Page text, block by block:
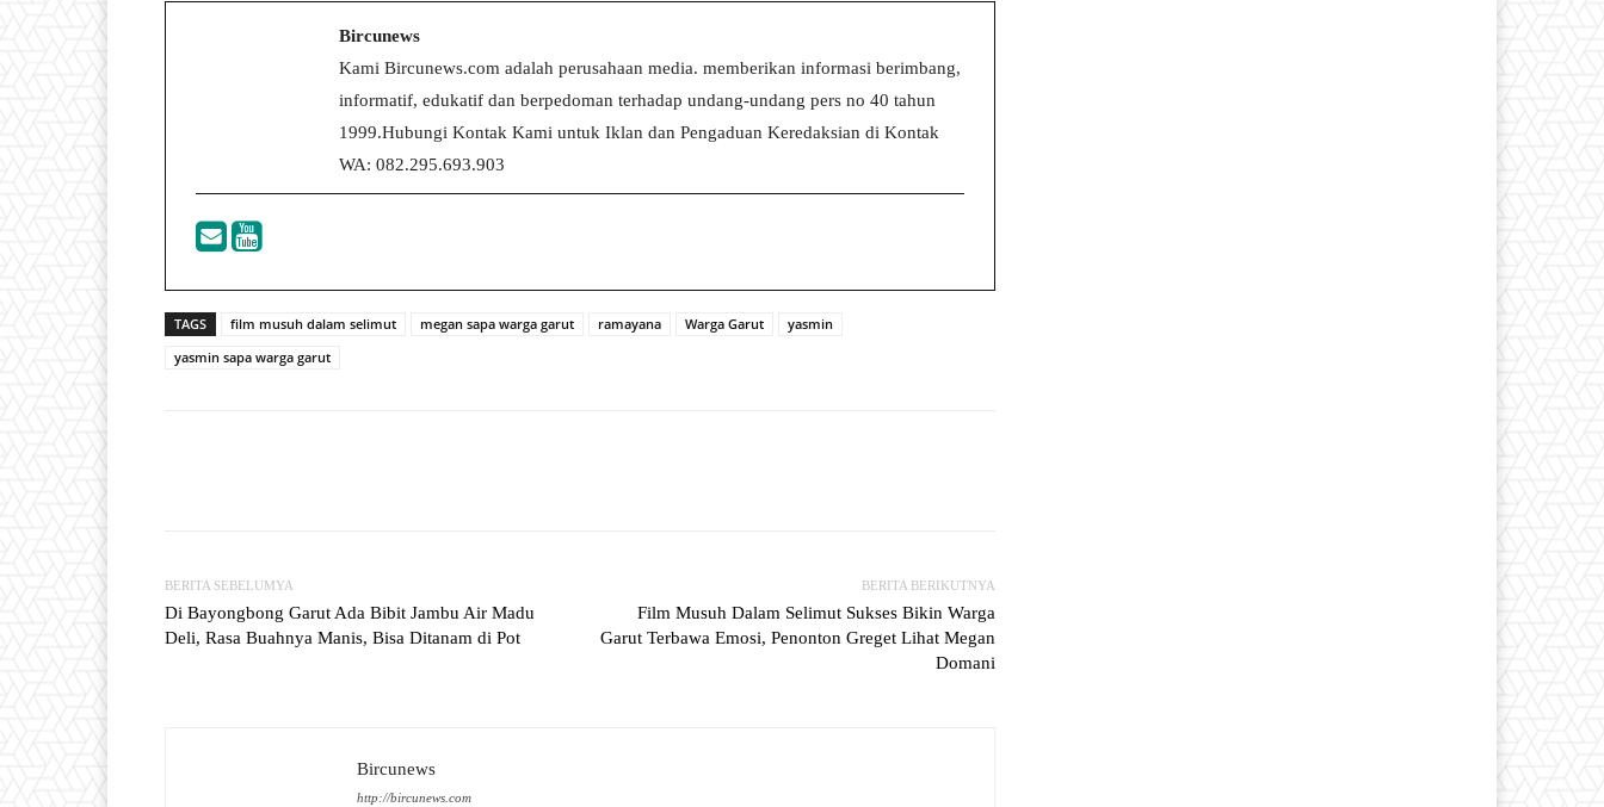
Bircunews
Kami Bircunews.com adalah perusahaan media. memberikan informasi berimbang,
informatif, edukatif dan berpedoman terhadap undang-undang pers no 40 tahun
1999.Hubungi Kontak Kami untuk Iklan dan Pengaduan Keredaksian di Kontak
WA: 082.295.693.903
TAGS film musuh dalam selimut megan sapa warga garut ramayana Warga Garut
yasmin
yasmin sapa warga garut
BERITA SEBELUMYA
Di Bayongbong Garut Ada Bibit Jambu Air Madu
Deli, Rasa Buahnya Manis, Bisa Ditanam di Pot
BERITA BERIKUTNYA
Film Musuh Dalam Selimut Sukses Bikin Warga
Garut Terbawa Emosi, Penonton Greget Lihat Megan
Domani
Bircunews
http://bircunews.com